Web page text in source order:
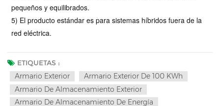
pequeños y equilibrados.
5) El producto estándar es para sistemas híbridos fuera de la
red eléctrica.
ETIQUETAS :
Armario Exterior
Armario Exterior De 100 KWh
Armario De Almacenamiento Exterior
Armario De Almacenamiento De Energía